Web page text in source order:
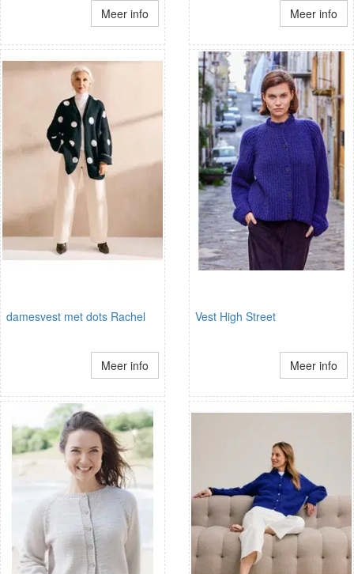
Meer info Meer info
damesvest met dots Rachel
Meer info
Vest High Street
Meer info